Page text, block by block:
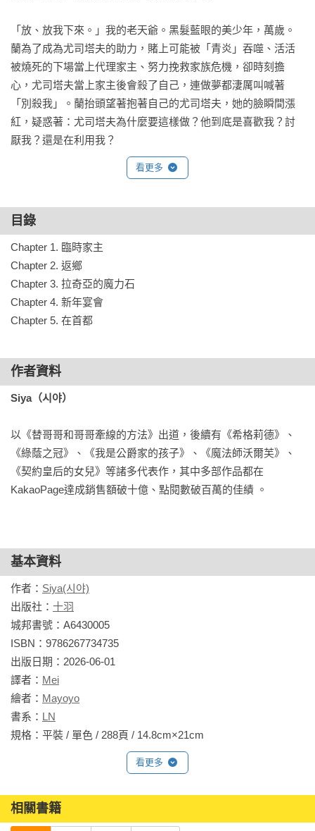
「放、放我下來。」我的老天爺。黑髮藍眼的美少年，萬歲。
蘭為了成為尤司塔夫的助力，賭上可能被「青炎」吞噬、活活
被燒死的下場當上代理家主、努力挽救家族危機，卻時刻擔
心，尤司塔夫當上家主後會殺了自己，連做夢都淒厲叫喊著
「別殺我」。蘭抬頭望著抱著自己的尤司塔夫，她的臉瞬間漲
紅，疑惑著：尤司塔夫為什麼要這樣做？他到底是喜歡我？討
厭我？還是在利用我？
看更多
目錄
Chapter 1. 臨時家主
Chapter 2. 返鄉
Chapter 3. 拉奇亞的魔力石
Chapter 4. 新年宴會
Chapter 5. 在首都
作者資料
Siya（시야）
以《替哥哥和哥哥牽線的方法》出道，後續有《希格莉德》、
《綠蔭之冠》、《我是公爵家的孩子》、《魔法師沃爾芙》、
《契約皇后的女兒》等諸多代表作，其中多部作品都在
KakaoPage達成銷售額破十億、點閱數破百萬的佳績 。
基本資料
作者： Siya(시야)
出版社： 十羽
城邦書號：A6430005
ISBN：9786267734735
出版日期：2026-06-01
譯者： Mei
繪者： Mayoyo
書系： LN
規格：平裝 / 單色 / 288頁 / 14.8cm×21cm
看更多
相關書籍